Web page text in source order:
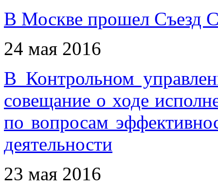
В Москве прошел Съезд
24 мая 2016
В Контрольном
совещание о ходе
по вопросам
деятельности
23 мая 2016